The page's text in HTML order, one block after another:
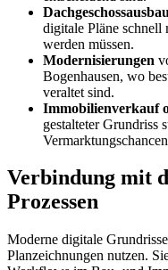
digitale Pläne schnell
werden müssen.
Modernisierungen
Bogenhausen, wo
veraltet sind.
Immobilienverkauf
gestalteter Grundriss
Verbindung mit
Prozessen
Moderne digitale
Planzeichnungen nutzen.